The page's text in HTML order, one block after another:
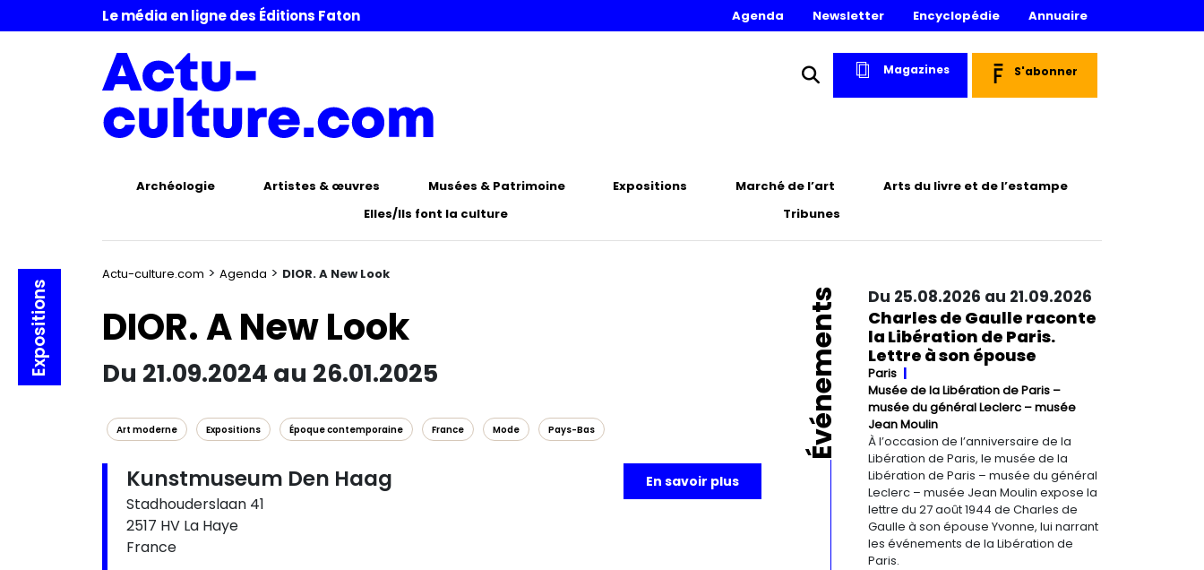
Le média en ligne des Éditions Faton Agenda Newsletter Encyclopédie Annuaire
Magazines S'abonner
Archéologie Artistes & œuvres Musées & Patrimoine Expositions Marché de l’art
Arts du livre et de l’estampe
Elles/Ils font la culture
Tribunes
Actu-culture.com > Agenda > DIOR. A New Look
Expositions DIOR. A New Look
Du 21.09.2024 au 26.01.2025
Art moderne Expositions Époque contemporaine France Mode Pays-Bas
Kunstmuseum Den Haag
Stadhouderslaan 41
2517 HV La Haye
France
En savoir plus
Événements Du 25.08.2026 au 21.09.2026
Charles de Gaulle raconte
la Libération de Paris.
Lettre à son épouse
Paris
Musée de la Libération de Paris –
musée du général Leclerc – musée
Jean Moulin
À l’occasion de l’anniversaire de la
Libération de Paris, le musée de la
Libération de Paris – musée du général
Leclerc – musée Jean Moulin expose la
lettre du 27 août 1944 de Charles de
Gaulle à son épouse Yvonne, lui narrant
les événements de la Libération de
Paris.